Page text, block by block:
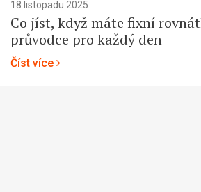
18 listopadu 2025
Co jíst, když máte fixní
průvodce pro každý den
Číst více